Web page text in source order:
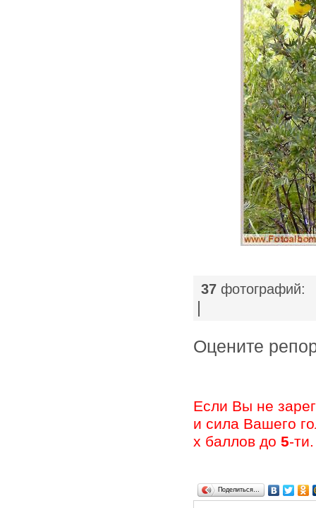
37 фотографий:
|
Оцените
Если Вы не
и сила Вашего
х баллов до 5-ти.
Поделиться…